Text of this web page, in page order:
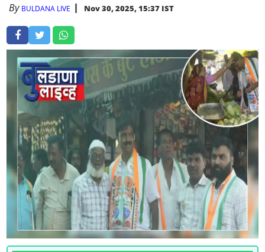
By BULDANA LIVE Nov 30, 2025, 15:37 IST